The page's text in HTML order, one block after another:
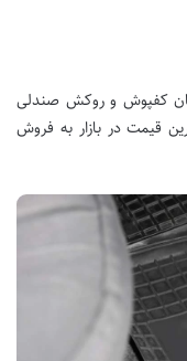
کفپوش و روکش صندلی
قیمت در بازار به فروش